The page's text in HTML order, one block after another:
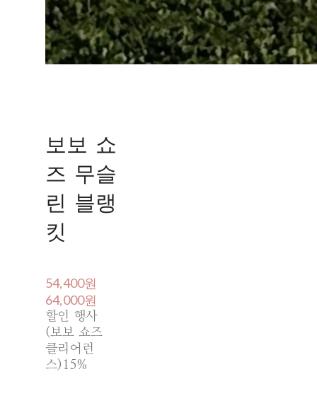
보보 쇼
즈 무슬
린 블랭
킷
54,400원
64,000원
할인 행사
(보보 쇼즈
클리어런
스) 15%